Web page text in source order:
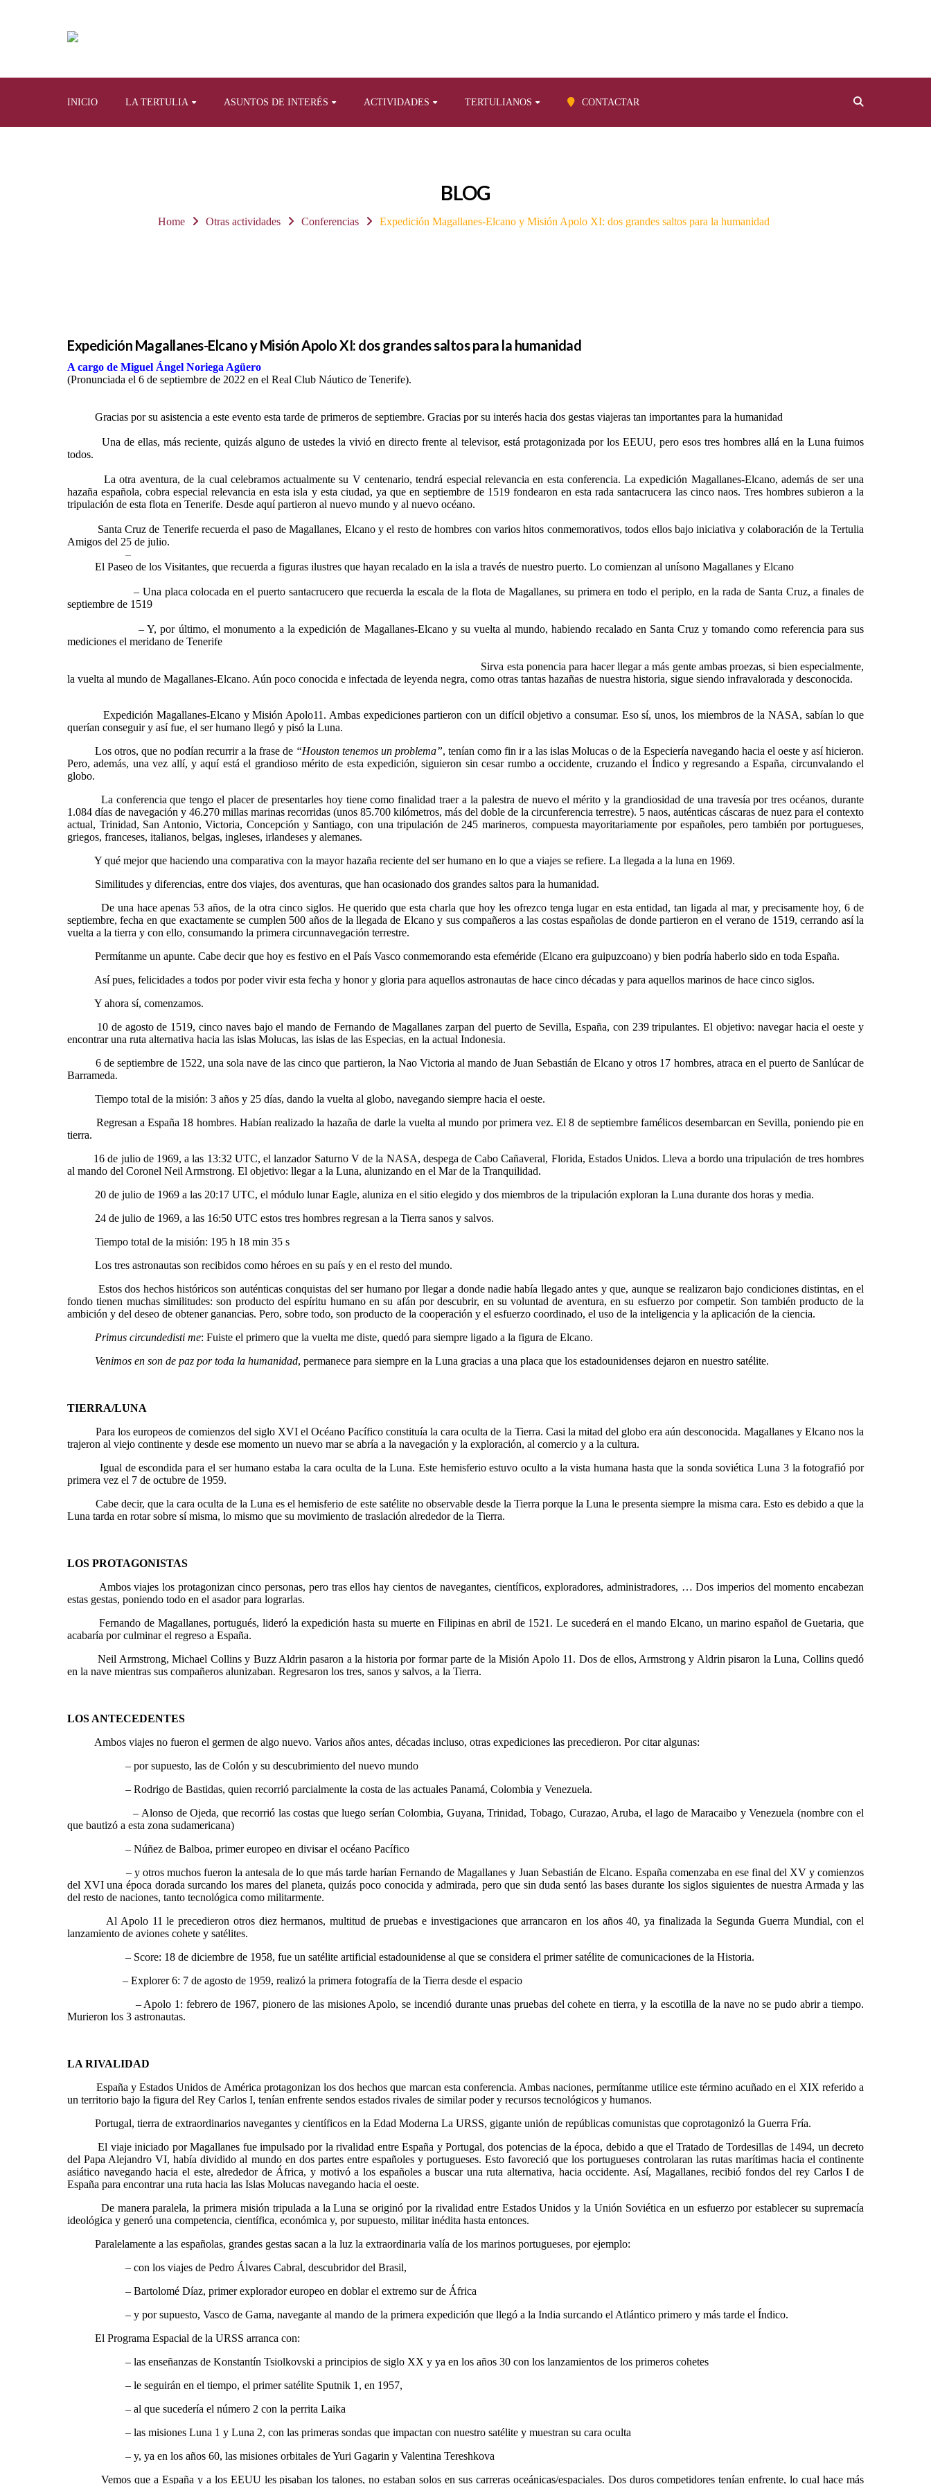
INICIO LA TERTULIA ASUNTOS DE INTERÉS ACTIVIDADES TERTULIANOS CONTACTAR
BLOG
Home Otras actividades Conferencias Expedición Magallanes-Elcano y Misión Apolo XI: dos grandes saltos para la humanidad
Expedición Magallanes-Elcano y Misión Apolo XI: dos grandes saltos para la humanidad
A cargo de Miguel Ángel Noriega Agüero
(Pronunciada el 6 de septiembre de 2022 en el Real Club Náutico de Tenerife).
Gracias por su asistencia a este evento esta tarde de primeros de septiembre. Gracias por su interés hacia dos gestas viajeras tan importantes para la humanidad
Una de ellas, más reciente, quizás alguno de ustedes la vivió en directo frente al televisor, está protagonizada por los EEUU, pero esos tres hombres allá en la Luna fuimos
todos.
La otra aventura, de la cual celebramos actualmente su V centenario, tendrá especial relevancia en esta conferencia. La expedición Magallanes-Elcano, además de ser una
hazaña española, cobra especial relevancia en esta isla y esta ciudad, ya que en septiembre de 1519 fondearon en esta rada santacrucera las cinco naos. Tres hombres subieron a la
tripulación de esta flota en Tenerife. Desde aquí partieron al nuevo mundo y al nuevo océano.
Santa Cruz de Tenerife recuerda el paso de Magallanes, Elcano y el resto de hombres con varios hitos conmemorativos, todos ellos bajo iniciativa y colaboración de la Tertulia
Amigos del 25 de julio.
–
El Paseo de los Visitantes, que recuerda a figuras ilustres que hayan recalado en la isla a través de nuestro puerto. Lo comienzan al unísono Magallanes y Elcano
– Una placa colocada en el puerto santacrucero que recuerda la escala de la flota de Magallanes, su primera en todo el periplo, en la rada de Santa Cruz, a finales de
septiembre de 1519
– Y, por último, el monumento a la expedición de Magallanes-Elcano y su vuelta al mundo, habiendo recalado en Santa Cruz y tomando como referencia para sus
mediciones el meridano de Tenerife
Sirva esta ponencia para hacer llegar a más gente ambas proezas, si bien especialmente,
la vuelta al mundo de Magallanes-Elcano. Aún poco conocida e infectada de leyenda negra, como otras tantas hazañas de nuestra historia, sigue siendo infravalorada y desconocida.
Expedición Magallanes-Elcano y Misión Apolo11. Ambas expediciones partieron con un difícil objetivo a consumar. Eso sí, unos, los miembros de la NASA, sabían lo que
querían conseguir y así fue, el ser humano llegó y pisó la Luna.
Los otros, que no podían recurrir a la frase de “Houston tenemos un problema”, tenían como fin ir a las islas Molucas o de la Especiería navegando hacia el oeste y así hicieron.
Pero, además, una vez allí, y aquí está el grandioso mérito de esta expedición, siguieron sin cesar rumbo a occidente, cruzando el Índico y regresando a España, circunvalando el
globo.
La conferencia que tengo el placer de presentarles hoy tiene como finalidad traer a la palestra de nuevo el mérito y la grandiosidad de una travesía por tres océanos, durante
1.084 días de navegación y 46.270 millas marinas recorridas (unos 85.700 kilómetros, más del doble de la circunferencia terrestre). 5 naos, auténticas cáscaras de nuez para el contexto
actual, Trinidad, San Antonio, Victoria, Concepción y Santiago, con una tripulación de 245 marineros, compuesta mayoritariamente por españoles, pero también por portugueses,
griegos, franceses, italianos, belgas, ingleses, irlandeses y alemanes.
Y qué mejor que haciendo una comparativa con la mayor hazaña reciente del ser humano en lo que a viajes se refiere. La llegada a la luna en 1969.
Similitudes y diferencias, entre dos viajes, dos aventuras, que han ocasionado dos grandes saltos para la humanidad.
De una hace apenas 53 años, de la otra cinco siglos. He querido que esta charla que hoy les ofrezco tenga lugar en esta entidad, tan ligada al mar, y precisamente hoy, 6 de
septiembre, fecha en que exactamente se cumplen 500 años de la llegada de Elcano y sus compañeros a las costas españolas de donde partieron en el verano de 1519, cerrando así la
vuelta a la tierra y con ello, consumando la primera circunnavegación terrestre.
Permítanme un apunte. Cabe decir que hoy es festivo en el País Vasco conmemorando esta efeméride (Elcano era guipuzcoano) y bien podría haberlo sido en toda España.
Así pues, felicidades a todos por poder vivir esta fecha y honor y gloria para aquellos astronautas de hace cinco décadas y para aquellos marinos de hace cinco siglos.
Y ahora sí, comenzamos.
10 de agosto de 1519, cinco naves bajo el mando de Fernando de Magallanes zarpan del puerto de Sevilla, España, con 239 tripulantes. El objetivo: navegar hacia el oeste y
encontrar una ruta alternativa hacia las islas Molucas, las islas de las Especias, en la actual Indonesia.
6 de septiembre de 1522, una sola nave de las cinco que partieron, la Nao Victoria al mando de Juan Sebastián de Elcano y otros 17 hombres, atraca en el puerto de Sanlúcar de
Barrameda.
Tiempo total de la misión: 3 años y 25 días, dando la vuelta al globo, navegando siempre hacia el oeste.
Regresan a España 18 hombres. Habían realizado la hazaña de darle la vuelta al mundo por primera vez. El 8 de septiembre famélicos desembarcan en Sevilla, poniendo pie en
tierra.
16 de julio de 1969, a las 13:32 UTC, el lanzador Saturno V de la NASA, despega de Cabo Cañaveral, Florida, Estados Unidos. Lleva a bordo una tripulación de tres hombres
al mando del Coronel Neil Armstrong. El objetivo: llegar a la Luna, alunizando en el Mar de la Tranquilidad.
20 de julio de 1969 a las 20:17 UTC, el módulo lunar Eagle, aluniza en el sitio elegido y dos miembros de la tripulación exploran la Luna durante dos horas y media.
24 de julio de 1969, a las 16:50 UTC estos tres hombres regresan a la Tierra sanos y salvos.
Tiempo total de la misión: 195 h 18 min 35 s
Los tres astronautas son recibidos como héroes en su país y en el resto del mundo.
Estos dos hechos históricos son auténticas conquistas del ser humano por llegar a donde nadie había llegado antes y que, aunque se realizaron bajo condiciones distintas, en el
fondo tienen muchas similitudes: son producto del espíritu humano en su afán por descubrir, en su voluntad de aventura, en su esfuerzo por competir. Son también producto de la
ambición y del deseo de obtener ganancias. Pero, sobre todo, son producto de la cooperación y el esfuerzo coordinado, el uso de la inteligencia y la aplicación de la ciencia.
Primus circundedisti me: Fuiste el primero que la vuelta me diste, quedó para siempre ligado a la figura de Elcano.
Venimos en son de paz por toda la humanidad, permanece para siempre en la Luna gracias a una placa que los estadounidenses dejaron en nuestro satélite.
TIERRA/LUNA
Para los europeos de comienzos del siglo XVI el Océano Pacífico constituía la cara oculta de la Tierra. Casi la mitad del globo era aún desconocida. Magallanes y Elcano nos la
trajeron al viejo continente y desde ese momento un nuevo mar se abría a la navegación y la exploración, al comercio y a la cultura.
Igual de escondida para el ser humano estaba la cara oculta de la Luna. Este hemisferio estuvo oculto a la vista humana hasta que la sonda soviética Luna 3 la fotografió por
primera vez el 7 de octubre de 1959.
Cabe decir, que la cara oculta de la Luna es el hemisferio de este satélite no observable desde la Tierra porque la Luna le presenta siempre la misma cara. Esto es debido a que la
Luna tarda en rotar sobre sí misma, lo mismo que su movimiento de traslación alrededor de la Tierra.
LOS PROTAGONISTAS
Ambos viajes los protagonizan cinco personas, pero tras ellos hay cientos de navegantes, científicos, exploradores, administradores, … Dos imperios del momento encabezan
estas gestas, poniendo todo en el asador para lograrlas.
Fernando de Magallanes, portugués, lideró la expedición hasta su muerte en Filipinas en abril de 1521. Le sucederá en el mando Elcano, un marino español de Guetaria, que
acabaría por culminar el regreso a España.
Neil Armstrong, Michael Collins y Buzz Aldrin pasaron a la historia por formar parte de la Misión Apolo 11. Dos de ellos, Armstrong y Aldrin pisaron la Luna, Collins quedó
en la nave mientras sus compañeros alunizaban. Regresaron los tres, sanos y salvos, a la Tierra.
LOS ANTECEDENTES
Ambos viajes no fueron el germen de algo nuevo. Varios años antes, décadas incluso, otras expediciones las precedieron. Por citar algunas:
– por supuesto, las de Colón y su descubrimiento del nuevo mundo
– Rodrigo de Bastidas, quien recorrió parcialmente la costa de las actuales Panamá, Colombia y Venezuela.
– Alonso de Ojeda, querecorrió las costas que luego serían Colombia, Guyana, Trinidad, Tobago, Curazao, Aruba, el lago de Maracaibo y Venezuela (nombre con el
que bautizó a esta zona sudamericana)
– Núñez de Balboa, primer europeo en divisar el océano Pacífico
– y otros muchos fueron la antesala de lo que más tarde harían Fernando de Magallanes y Juan Sebastián de Elcano. España comenzaba en ese final del XV y comienzos
del XVI una época dorada surcando los mares del planeta, quizás poco conocida y admirada, pero que sin duda sentó las bases durante los siglos siguientes de nuestra Armada y las
del resto de naciones, tanto tecnológica como militarmente.
Al Apolo 11 le precedieron otros diez hermanos, multitud de pruebas e investigaciones que arrancaron en los años 40, ya finalizada la Segunda Guerra Mundial, con el
lanzamiento de aviones cohete y satélites.
– Score: 18 de diciembre de 1958, fue un satélite artificial estadounidense al que se considera el primer satélite de comunicaciones de la Historia.
– Explorer 6: 7 de agosto de 1959, realizó la primera fotografía de la Tierra desde el espacio
– Apolo 1: febrero de 1967, pionero de las misiones Apolo, se incendió durante unas pruebas del cohete en tierra, y la escotilla de la nave no se pudo abrir a tiempo.
Murieron los 3 astronautas.
LA RIVALIDAD
España y Estados Unidos de América protagonizan los dos hechos que marcan esta conferencia. Ambas naciones, permítanme utilice este término acuñado en el XIX referido a
un territorio bajo la figura del Rey Carlos I, tenían enfrente sendos estados rivales de similar poder y recursos tecnológicos y humanos.
Portugal, tierra de extraordinarios navegantes y científicos en la Edad Moderna La URSS, gigante unión de repúblicas comunistas que coprotagonizó la Guerra Fría.
El viaje iniciado por Magallanes fue impulsado por la rivalidad entre España y Portugal, dos potencias de la época, debido a que el Tratado de Tordesillas de 1494, un decreto
del Papa Alejandro VI, había dividido al mundo en dos partes entre españoles y portugueses. Esto favoreció que los portugueses controlaran las rutas marítimas hacia el continente
asiático navegando hacia el este, alrededor de África, y motivó a los españoles a buscar una ruta alternativa, hacia occidente. Así, Magallanes, recibió fondos del rey Carlos I de
España para encontrar una ruta hacia las Islas Molucas navegando hacia el oeste.
De manera paralela, la primera misión tripulada a la Luna se originó por la rivalidad entre Estados Unidos y la Unión Soviética en un esfuerzo por establecer su supremacía
ideológica y generó una competencia, científica, económica y, por supuesto, militar inédita hasta entonces.
Paralelamente a las españolas, grandes gestas sacan a la luz la extraordinaria valía de los marinos portugueses, por ejemplo:
– con los viajes de Pedro Álvares Cabral, descubridor del Brasil,
– Bartolomé Díaz, primer explorador europeo en doblar el extremo sur de África
– y por supuesto, Vasco de Gama, navegante al mando de la primera expedición que llegó a la India surcando el Atlántico primero y más tarde el Índico.
El Programa Espacial de la URSS arranca con:
– las enseñanzas de Konstantín Tsiolkovski a principios de siglo XX y ya en los años 30 con los lanzamientos de los primeros cohetes
– le seguirán en el tiempo, el primer satélite Sputnik 1, en 1957,
– al que sucedería el número 2 con la perrita Laika
– las misiones Luna 1 y Luna 2, con las primeras sondas que impactan con nuestro satélite y muestran su cara oculta
– y, ya en los años 60, las misiones orbitales de Yuri Gagarin y Valentina Tereshkova
Vemos que a España y a los EEUU les pisaban los talones, no estaban solos en sus carreras oceánicas/espaciales. Dos duros competidores tenían enfrente, lo cual hace más